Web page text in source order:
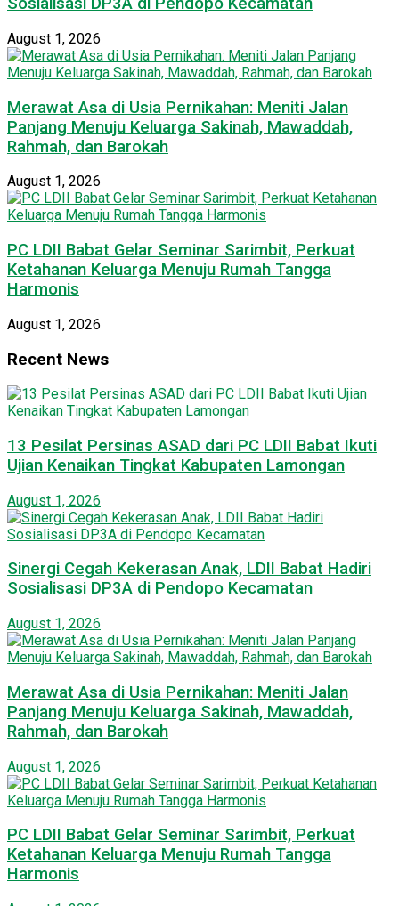
August 1, 2026
Merawat Asa di Usia Pernikahan: Meniti Jalan
Panjang Menuju Keluarga Sakinah, Mawaddah,
Rahmah, dan Barokah
August 1, 2026
PC LDII Babat Gelar Seminar Sarimbit, Perkuat
Ketahanan Keluarga Menuju Rumah Tangga
Harmonis
August 1, 2026
Recent News
13 Pesilat Persinas ASAD dari PC LDII Babat Ikuti
Ujian Kenaikan Tingkat Kabupaten Lamongan
August 1, 2026
Sinergi Cegah Kekerasan Anak, LDII Babat Hadiri
Sosialisasi DP3A di Pendopo Kecamatan
August 1, 2026
Merawat Asa di Usia Pernikahan: Meniti Jalan
Panjang Menuju Keluarga Sakinah, Mawaddah,
Rahmah, dan Barokah
August 1, 2026
PC LDII Babat Gelar Seminar Sarimbit, Perkuat
Ketahanan Keluarga Menuju Rumah Tangga
Harmonis